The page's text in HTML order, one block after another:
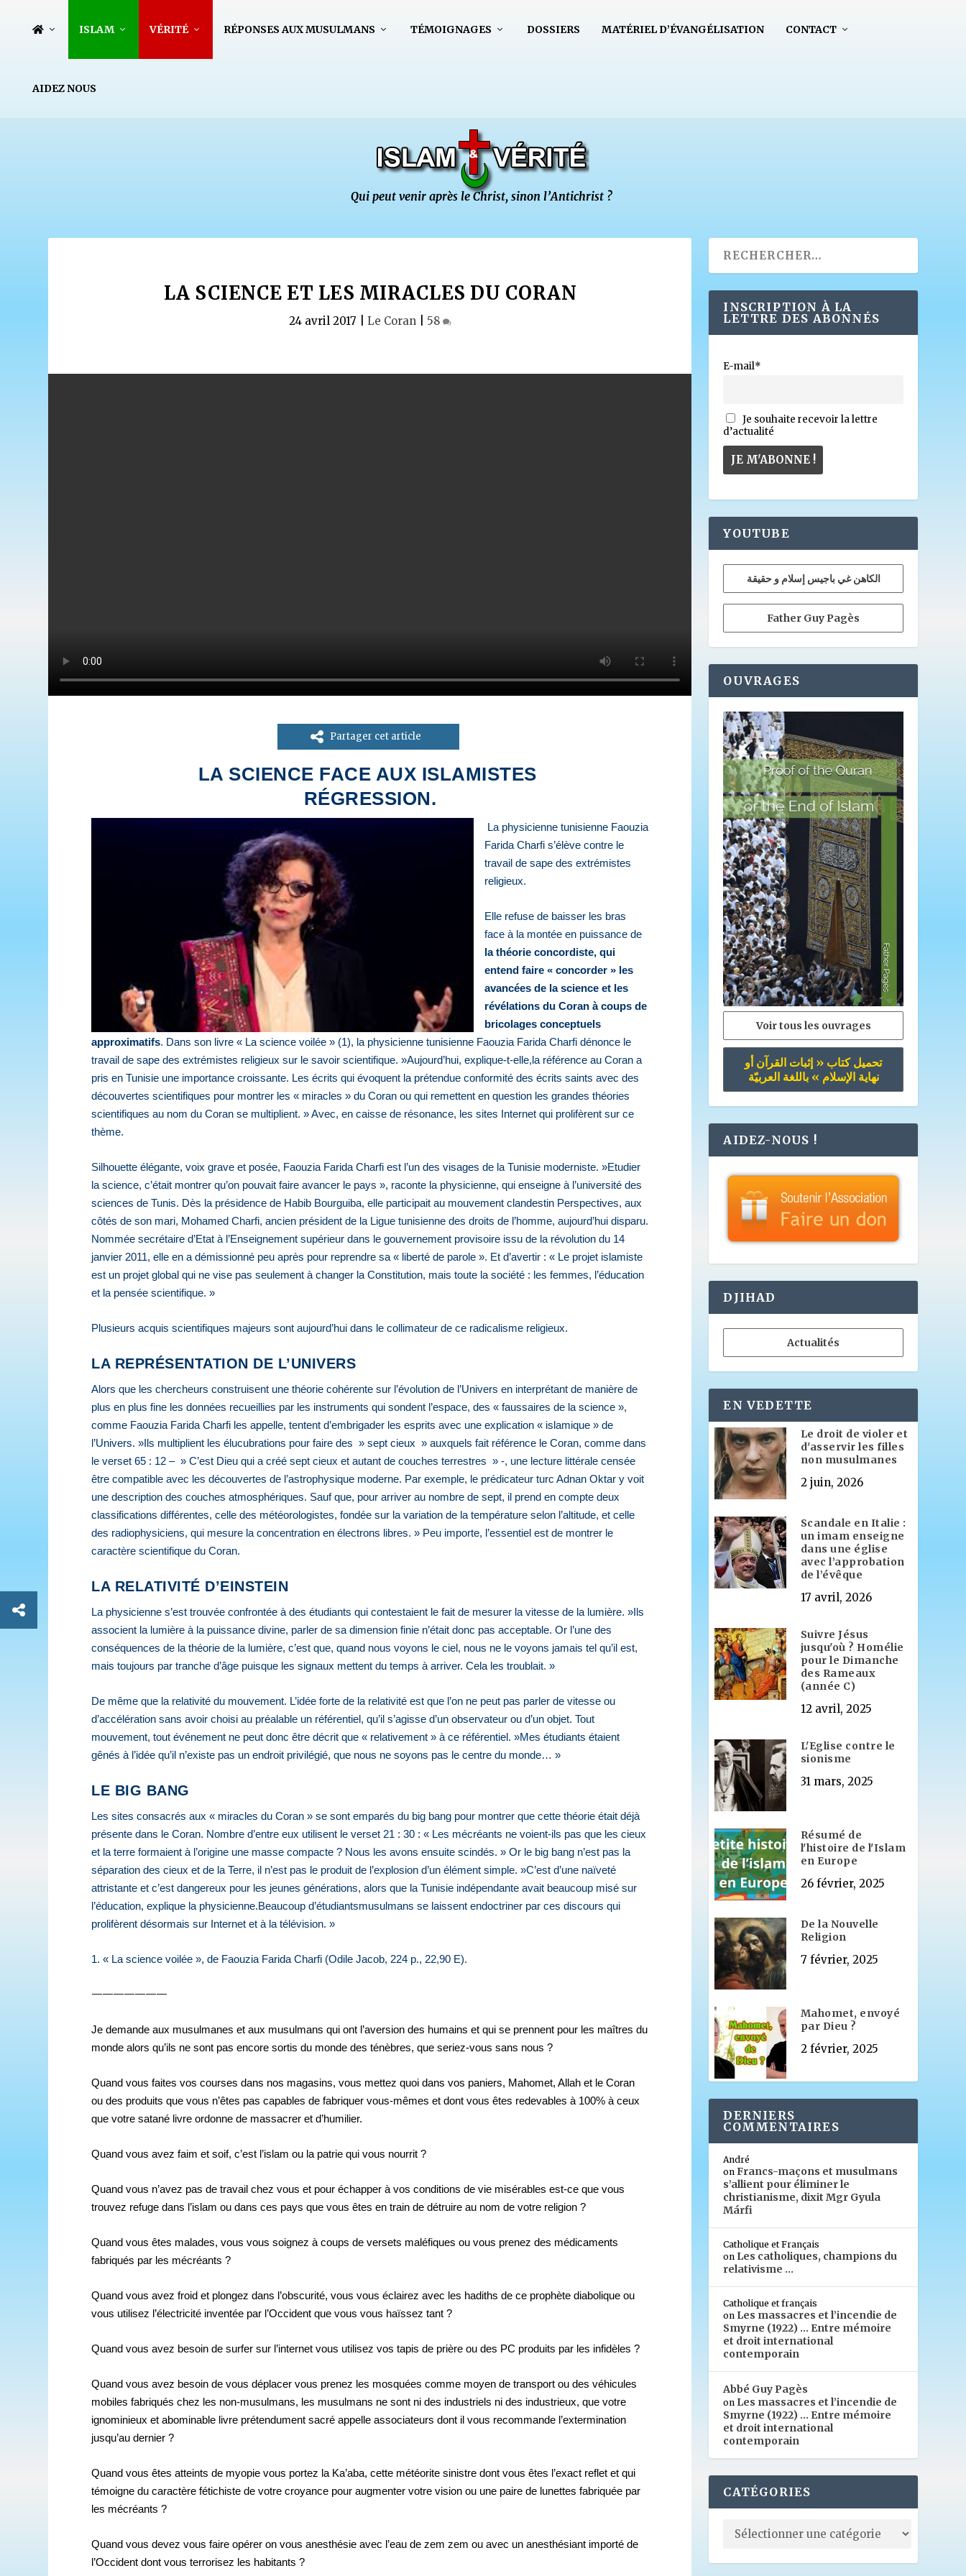
ISLAM VÉRITÉ RÉPONSES AUX MUSULMANS TÉMOIGNAGES DOSSIERS MATÉRIEL D’ÉVANGÉLISATION CONTACT
AIDEZ NOUS
LA SCIENCE ET LES MIRACLES DU CORAN
24 avril 2017 Le Coran| 58
Partager cet article
LA SCIENCE FACE AUX ISLAMISTES
RÉGRESSION.
La physicienne tunisienne Faouzia
Farida Charfi s’élève contre le
travail de sape des extrémistes
religieux.
Elle refuse de baisser les bras
face à la montée en puissance de
la théorie concordiste, qui
entend faire « concorder » les
avancées de la science et les
révélations du Coran à coups de
bricolages conceptuels
approximatifs. Dans son livre « La science voilée » (1), la physicienne tunisienne Faouzia Farida Charfi dénonce le
travail de sape des extrémistes religieux sur le savoir scientifique. »Aujourd’hui, explique-t-elle,la référence au Coran a
pris en Tunisie une importance croissante. Les écrits qui évoquent la prétendue conformité des écrits saints avec des
découvertes scientifiques pour montrer les « miracles » du Coran ou qui remettent en question les grandes théories
scientifiques au nom du Coran se multiplient. » Avec, en caisse de résonance, les sites Internet qui prolifèrent sur ce
thème.
Silhouette élégante, voix grave et posée, Faouzia Farida Charfi est l’un des visages de la Tunisie moderniste. »Etudier
la science, c’était montrer qu’on pouvait faire avancer le pays », raconte la physicienne, qui enseigne à l’université des
sciences de Tunis. Dès la présidence de Habib Bourguiba, elle participait au mouvement clandestin Perspectives, aux
côtés de son mari, Mohamed Charfi, ancien président de la Ligue tunisienne des droits de l’homme, aujourd’hui disparu.
Nommée secrétaire d’Etat à l’Enseignement supérieur dans le gouvernement provisoire issu de la révolution du 14
janvier 2011, elle en a démissionné peu après pour reprendre sa « liberté de parole ». Et d’avertir : « Le projet islamiste
est un projet global qui ne vise pas seulement à changer la Constitution, mais toute la société : les femmes, l’éducation
et la pensée scientifique. »
Plusieurs acquis scientifiques majeurs sont aujourd’hui dans le collimateur de ce radicalisme religieux.
LA REPRÉSENTATION DE L’UNIVERS
Alors que les chercheurs construisent une théorie cohérente sur l’évolution de l’Univers en interprétant de manière de
plus en plus fine les données recueillies par les instruments qui sondent l’espace, des « faussaires de la science »,
comme Faouzia Farida Charfi les appelle, tentent d’embrigader les esprits avec une explication « islamique » de
l’Univers. »Ils multiplient les élucubrations pour faire des » sept cieux » auxquels fait référence le Coran, comme dans
le verset 65 : 12 – » C’est Dieu qui a créé sept cieux et autant de couches terrestres » -, une lecture littérale censée
être compatible avec les découvertes de l’astrophysique moderne. Par exemple, le prédicateur turc Adnan Oktar y voit
une description des couches atmosphériques. Sauf que, pour arriver au nombre de sept, il prend en compte deux
classifications différentes, celle des météorologistes, fondée sur la variation de la température selon l’altitude, et celle
des radiophysiciens, qui mesure la concentration en électrons libres. » Peu importe, l’essentiel est de montrer le
caractère scientifique du Coran.
LA RELATIVITÉ D’EINSTEIN
La physicienne s’est trouvée confrontée à des étudiants qui contestaient le fait de mesurer la vitesse de la lumière. »Ils
associent la lumière à la puissance divine, parler de sa dimension finie n’était donc pas acceptable. Or l’une des
conséquences de la théorie de la lumière, c’est que, quand nous voyons le ciel, nous ne le voyons jamais tel qu’il est,
mais toujours par tranche d’âge puisque les signaux mettent du temps à arriver. Cela les troublait. »
De même que la relativité du mouvement. L’idée forte de la relativité est que l’on ne peut pas parler de vitesse ou
d’accélération sans avoir choisi au préalable un référentiel, qu’il s’agisse d’un observateur ou d’un objet. Tout
mouvement, tout événement ne peut donc être décrit que « relativement » à ce référentiel. »Mes étudiants étaient
gênés à l’idée qu’il n’existe pas un endroit privilégié, que nous ne soyons pas le centre du monde… »
LE BIG BANG
Les sites consacrés aux « miracles du Coran » se sont emparés du big bang pour montrer que cette théorie était déjà
présente dans le Coran. Nombre d’entre eux utilisent le verset 21 : 30 : « Les mécréants ne voient-ils pas que les cieux
et la terre formaient à l’origine une masse compacte ? Nous les avons ensuite scindés. » Or le big bang n’est pas la
séparation des cieux et de la Terre, il n’est pas le produit de l’explosion d’un élément simple. »C’est d’une naïveté
attristante et c’est dangereux pour les jeunes générations, alors que la Tunisie indépendante avait beaucoup misé sur
l’éducation, explique la physicienne.Beaucoup d’étudiantsmusulmans se laissent endoctriner par ces discours qui
prolifèrent désormais sur Internet et à la télévision. »
1. « La science voilée », de Faouzia Farida Charfi (Odile Jacob, 224 p., 22,90 E).
———————
Je demande aux musulmanes et aux musulmans qui ont l’aversion des humains et qui se prennent pour les maîtres du
monde alors qu’ils ne sont pas encore sortis du monde des ténèbres, que seriez-vous sans nous ?
Quand vous faites vos courses dans nos magasins, vous mettez quoi dans vos paniers, Mahomet, Allah et le Coran
ou des produits que vous n’êtes pas capables de fabriquer vous-mêmes et dont vous êtes redevables à 100% à ceux
que votre satané livre ordonne de massacrer et d’humilier.
Quand vous avez faim et soif, c’est l’islam ou la patrie qui vous nourrit ?
Quand vous n’avez pas de travail chez vous et pour échapper à vos conditions de vie misérables est-ce que vous
trouvez refuge dans l’islam ou dans ces pays que vous êtes en train de détruire au nom de votre religion ?
Quand vous êtes malades, vous vous soignez à coups de versets maléfiques ou vous prenez des médicaments
fabriqués par les mécréants ?
Quand vous avez froid et plongez dans l’obscurité, vous vous éclairez avec les hadiths de ce prophète diabolique ou
vous utilisez l’électricité inventée par l’Occident que vous vous haïssez tant ?
Quand vous avez besoin de surfer sur l’internet vous utilisez vos tapis de prière ou des PC produits par les infidèles ?
Quand vous avez besoin de vous déplacer vous prenez les mosquées comme moyen de transport ou des véhicules
mobiles fabriqués chez les non-musulmans, les musulmans ne sont ni des industriels ni des industrieux, que votre
ignominieux et abominable livre prétendument sacré appelle associateurs dont il vous recommande l’extermination
jusqu’au dernier ?
Quand vous êtes atteints de myopie vous portez la Ka’aba, cette météorite sinistre dont vous êtes l’exact reflet et qui
témoigne du caractère fétichiste de votre croyance pour augmenter votre vision ou une paire de lunettes fabriquée par
les mécréants ?
Quand vous devez vous faire opérer on vous anesthésie avec l’eau de zem zem ou avec un anesthésiant importé de
l’Occident dont vous terrorisez les habitants ?
INSCRIPTION À LA
LETTRE DES ABONNÉS
E-mail*
Je souhaite recevoir la lettre
d’actualité
YOUTUBE
الكاهن غي باجيس إسلام و حقيقة
Father Guy Pagès
OUVRAGES
Voir tous les ouvrages
تحميل كتاب « إثبات القرآن أو
نهاية الإسلام » باللغة العربيّة
AIDEZ-NOUS !
DJIHAD
Actualités
EN VEDETTE
Le droit de violer et
d'asservir les filles
non musulmanes
2 juin, 2026
Scandale en Italie :
un imam enseigne
dans une église
avec l’approbation
de l’évêque
17 avril, 2026
Suivre Jésus
jusqu'où ? Homélie
pour le Dimanche
des Rameaux
(année C)
12 avril, 2025
L'Eglise contre le
sionisme
31 mars, 2025
Résumé de
l'histoire de l'Islam
en Europe
26 février, 2025
De la Nouvelle
Religion
7 février, 2025
Mahomet, envoyé
par Dieu ?
2 février, 2025
DERNIERS
COMMENTAIRES
André
onFrancs-maçons et musulmans
s’allient pour éliminer le
christianisme, dixit Mgr Gyula
Márfi
Catholique et Français
on Les catholiques, champions du
relativisme …
Catholique et français
on Les massacres et l’incendie de
Smyrne (1922) … Entre mémoire
et droit international
contemporain
Abbé Guy Pagès
on Les massacres et l’incendie de
Smyrne (1922) … Entre mémoire
et droit international
contemporain
CATÉGORIES